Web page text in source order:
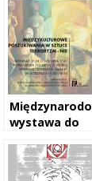
„Jestem
mordercą”
wystawa do
Łodzi.